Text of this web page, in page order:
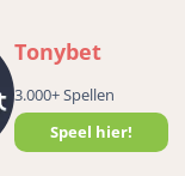
Tonybet
3.000+ Spellen
Speel hier!